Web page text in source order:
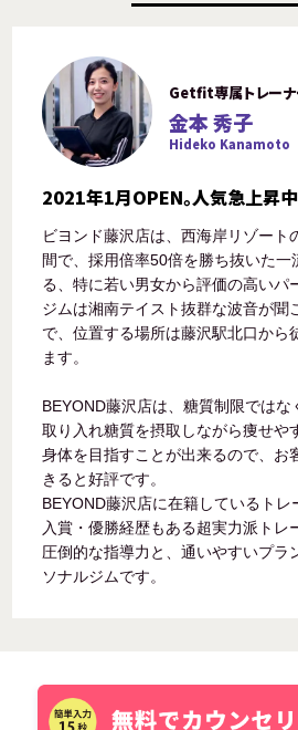
Getfit専属トレーナ
金本 秀子
Hideko Kanamoto
2021年1月OPEN。人気急上昇中
ビヨンド藤沢店は、西海岸リゾート
間で、採用倍率50倍を勝ち抜いた一
る、特に若い男女から評価の高いパ
ジムは湘南テイスト抜群な波音が聞
で、位置する場所は藤沢駅北口から
ます。
BEYOND藤沢店は、糖質制限ではな
取り入れ糖質を摂取しながら痩せや
身体を目指すことが出来るので、お
きると好評です。
BEYOND藤沢店に在籍しているトレ
入賞・優勝経歴もある超実力派トレ
圧倒的な指導力と、通いやすいプラ
ソナルジムです。